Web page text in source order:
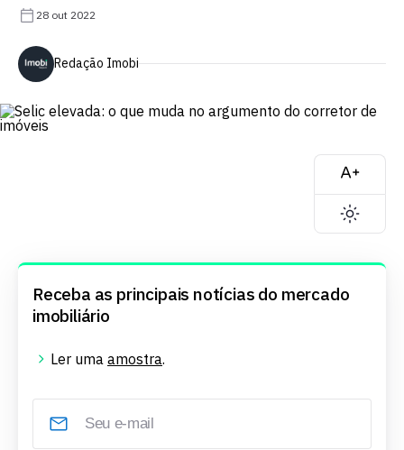
28 out 2022
Redação Imobi
Receba as principais notícias do mercado
imobiliário
Ler uma amostra.